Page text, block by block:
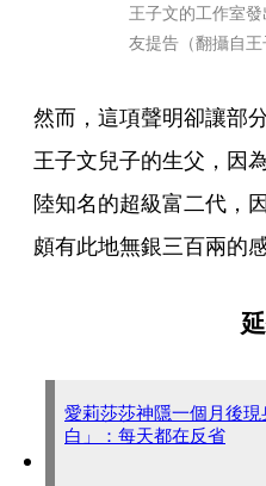
王子文的工作室
友提告（翻攝自王
然而，這項聲明卻讓部
王子文兒子的生父，因
陸知名的超級富二代，
頗有此地無銀三百兩的感
愛莉莎莎神隱一個月後
白」：每天都在反省